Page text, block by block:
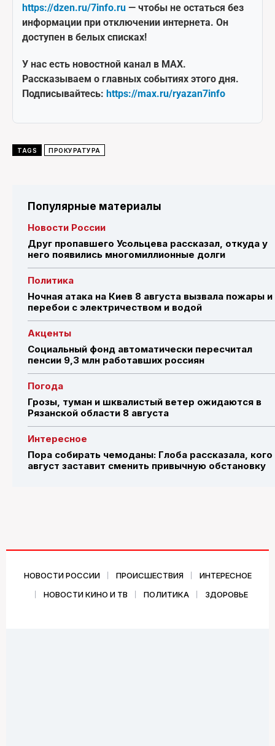
https://dzen.ru/7info.ru — чтобы не остаться без
информации при отключении интернета. Он
доступен в белых списках!
У нас есть новостной канал в MAX.
Рассказываем о главных событиях этого дня.
Подписывайтесь: https://max.ru/ryazan7info
TAGS ПРОКУРАТУРА
Популярные материалы
Новости России
Друг пропавшего Усольцева рассказал, откуда у
него появились многомиллионные долги
Политика
Ночная атака на Киев 8 августа вызвала пожары и
перебои с электричеством и водой
Акценты
Социальный фонд автоматически пересчитал
пенсии 9,3 млн работавших россиян
Погода
Грозы, туман и шквалистый ветер ожидаются в
Рязанской области 8 августа
Интересное
Пора собирать чемоданы: Глоба рассказала, кого
август заставит сменить привычную обстановку
НОВОСТИ РОССИИ ПРОИСШЕСТВИЯ
ИНТЕРЕСНОЕ
НОВОСТИ КИНО И ТВ
ПОЛИТИКА ЗДОРОВЬЕ